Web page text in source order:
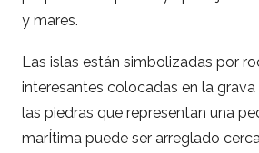
y mares.
Las islas están simbolizadas por
interesantes colocadas en la grava
las piedras que representan una
marÍtima puede ser arreglado